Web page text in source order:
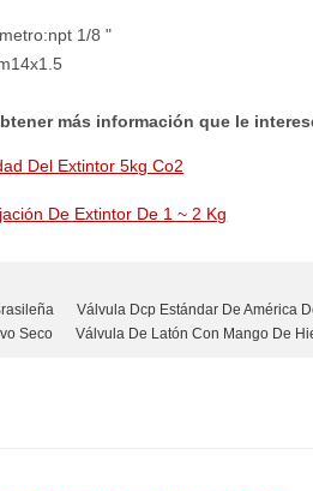
npt 1/8 "
más información que le
Del Extintor 5kg Co2
De Extintor De 1 ~ 2 Kg
Válvula Dcp Estándar De América
Seco
Válvula De Latón Con Mango De